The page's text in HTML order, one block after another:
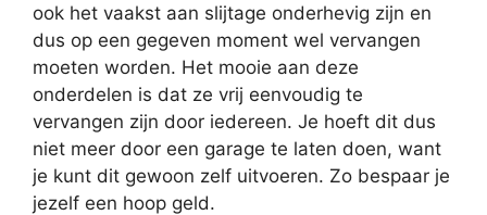
ook het vaakst aan slijtage onderhevig zijn en
dus op een gegeven moment wel vervangen
moeten worden. Het mooie aan deze
onderdelen is dat ze vrij eenvoudig te
vervangen zijn door iedereen. Je hoeft dit dus
niet meer door een garage te laten doen, want
je kunt dit gewoon zelf uitvoeren. Zo bespaar je
jezelf een hoop geld.